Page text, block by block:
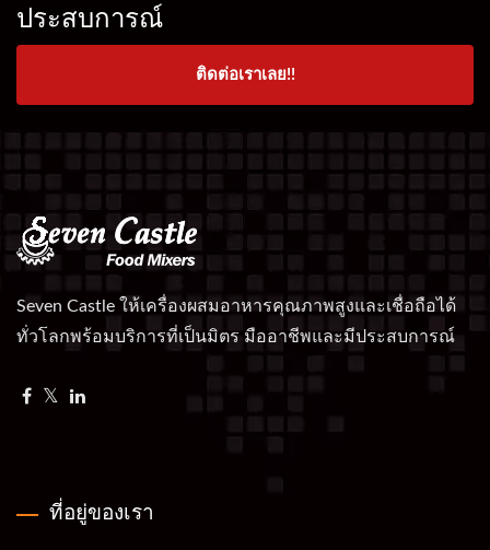
ประสบการณ์
ติดต่อเราเลย!!
Seven Castle ให้เครื่องผสมอาหารคุณภาพสูงและเชื่อถือได้
ทั่วโลกพร้อมบริการที่เป็นมิตร มืออาชีพและมีประสบการณ์
ที่อยู่ของเรา